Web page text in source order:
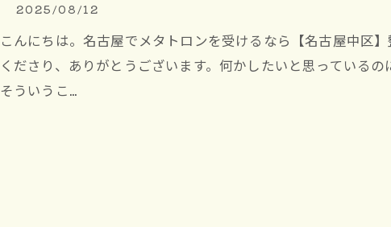
2025/08/12
こんにちは。名古屋でメタトロンを受けるなら【名古屋中区
くださり、ありがとうございます。何かしたいと思っている
そういうこ…